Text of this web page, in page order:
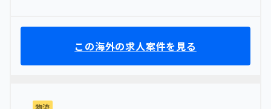
この海外の求人案件を見る
物流